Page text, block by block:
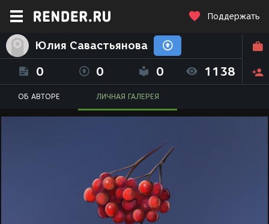
Поддержать
Юлия Савастьянова
0 0 0 1138
ОБ АВТОРЕ ЛИЧНАЯ ГАЛЕРЕЯ